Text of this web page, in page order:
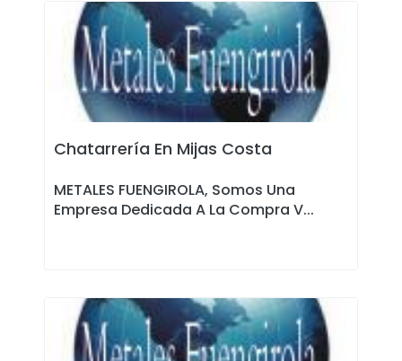
Chatarrería En Mijas Costa
METALES FUENGIROLA, Somos Una
Empresa Dedicada A La Compra V...